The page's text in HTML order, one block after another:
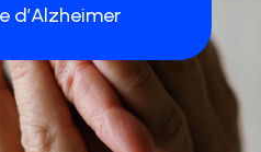
d’Alzheimer